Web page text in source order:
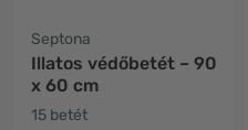
Septona
Illatos védőbetét – 90
x 60 cm
15 betét